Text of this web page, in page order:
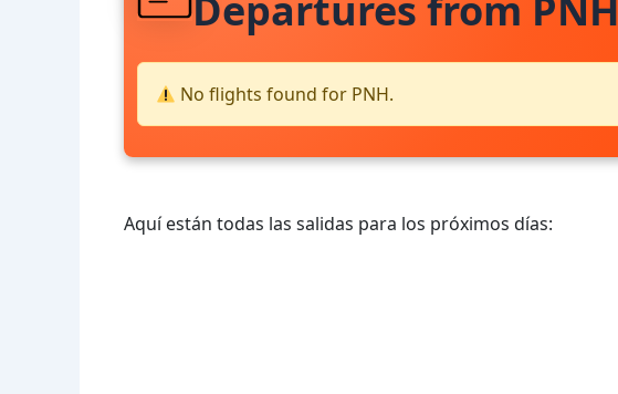
No flights found for PNH.
Aquí están todas las salidas para los próximos días: